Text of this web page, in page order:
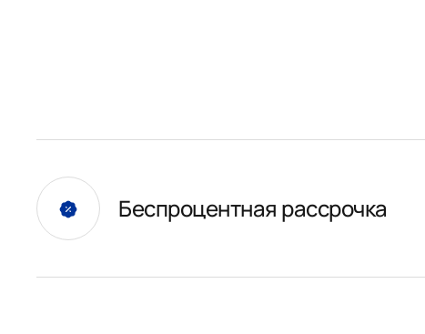
Беспроцентная рассрочка